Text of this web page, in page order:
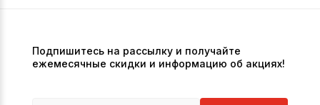
Подпишитесь на рассылку и получайте
ежемесячные скидки и информацию об акциях!